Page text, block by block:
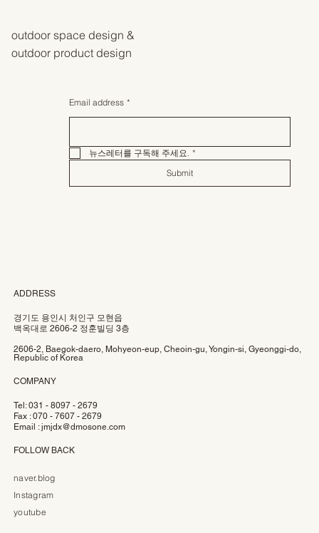
outdoor space design &
outdoor product design
Email address *
뉴스레터를 구독해 주세요.
*
Submit
ADDRESS
경기도 용인시 처인구 모현읍
백옥대로 2606-2 정훈빌딩 3층
2606-2, Baegok-daero, Mohyeon-eup, Cheoin-gu, Yongin-si, Gyeonggi-do,
Republic of Korea
COMPANY
Tel: 031 - 8097 - 2679
Fax : 070 - 7607 - 2679
Email :jmjdx@dmosone.com
FOLLOW BACK
naver.blog
Instagram
youtube